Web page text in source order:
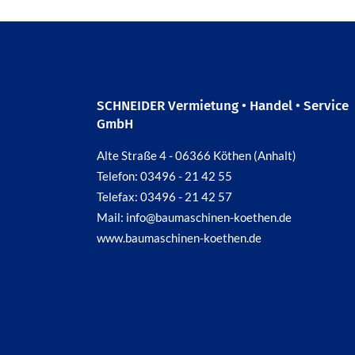
SCHNEIDER Vermietung • Handel • Service
GmbH
Alte Straße 4 - 06366 Köthen (Anhalt)
Telefon: 03496 - 21 42 55
Telefax: 03496 - 21 42 57
Mail: info@baumaschinen-koethen.de
www.baumaschinen-koethen.de